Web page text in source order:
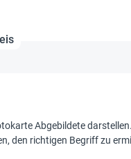
Abgebildete
den richtigen Begriff zu